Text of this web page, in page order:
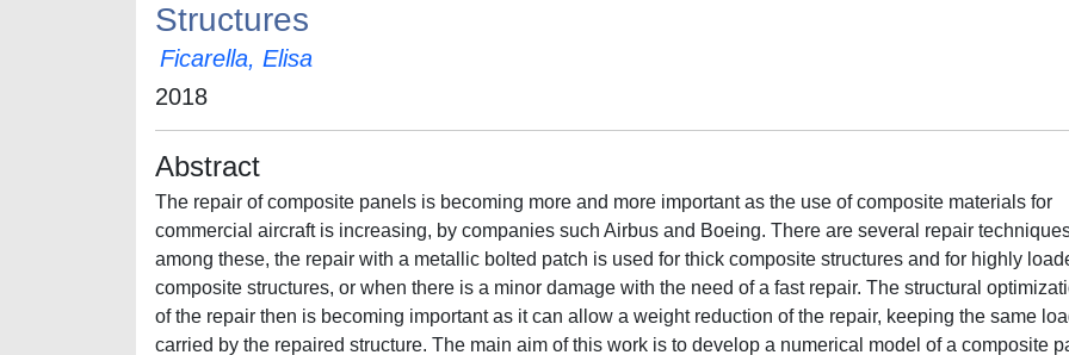
Structures
Ficarella, Elisa
2018
Abstract
The repair of composite panels is becoming more and more important as the use of composite materials for
commercial aircraft is increasing, by companies such Airbus and Boeing. There are several repair
among these, the repair with a metallic bolted patch is used for thick composite structures and for highly
composite structures, or when there is a minor damage with the need of a fast repair. The structural
of the repair then is becoming important as it can allow a weight reduction of the repair, keeping the same
carried by the repaired structure. The main aim of this work is to develop a numerical model of a composite